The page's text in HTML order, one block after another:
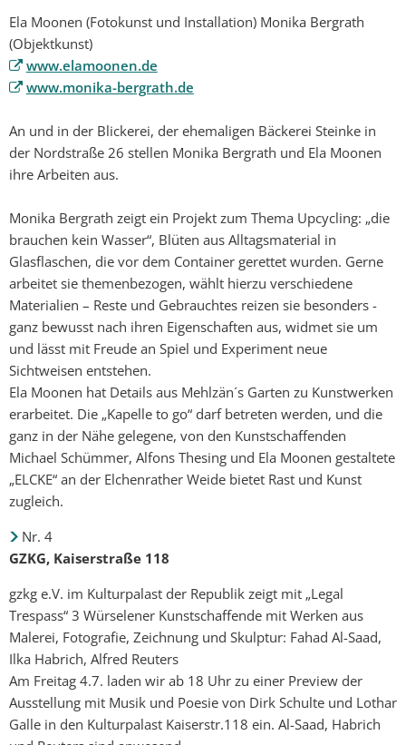
Ela Moonen (Fotokunst und Installation) Monika Bergrath
(Objektkunst)
www.elamoonen.de
www.monika-bergrath.de
An und in der Blickerei, der ehemaligen Bäckerei Steinke in
der Nordstraße 26 stellen Monika Bergrath und Ela Moonen
ihre Arbeiten aus.
Monika Bergrath zeigt ein Projekt zum Thema Upcycling: „die
brauchen kein Wasser“, Blüten aus Alltagsmaterial in
Glasflaschen, die vor dem Container gerettet wurden. Gerne
arbeitet sie themenbezogen, wählt hierzu verschiedene
Materialien – Reste und Gebrauchtes reizen sie besonders -
ganz bewusst nach ihren Eigenschaften aus, widmet sie um
und lässt mit Freude an Spiel und Experiment neue
Sichtweisen entstehen.
Ela Moonen hat Details aus Mehlzän´s Garten zu Kunstwerken
erarbeitet. Die „Kapelle to go“ darf betreten werden, und die
ganz in der Nähe gelegene, von den Kunstschaffenden
Michael Schümmer, Alfons Thesing und Ela Moonen gestaltete
„ELCKE“ an der Elchenrather Weide bietet Rast und Kunst
zugleich.
Nr. 4
GZKG, Kaiserstraße 118
gzkg e.V. im Kulturpalast der Republik zeigt mit „Legal
Trespass“ 3 Würselener Kunstschaffende mit Werken aus
Malerei, Fotografie, Zeichnung und Skulptur: Fahad Al-Saad,
Ilka Habrich, Alfred Reuters
Am Freitag 4.7. laden wir ab 18 Uhr zu einer Preview der
Ausstellung mit Musik und Poesie von Dirk Schulte und Lothar
Galle in den Kulturpalast Kaiserstr.118 ein. Al-Saad, Habrich